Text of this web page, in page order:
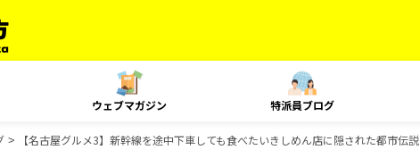
ウェブマガジン 特派員ブログ
【名古屋グルメ3】新幹線を途中下車しても食べたいきしめん店に隠された都市伝説